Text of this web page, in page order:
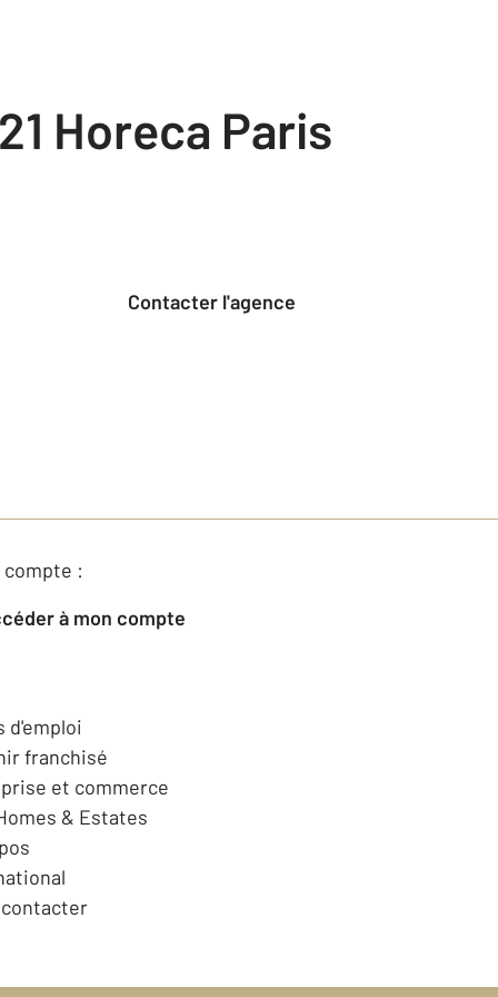
21 Horeca Paris
Contacter l'agence
:
à mon compte
d'emploi
franchisé
et commerce
& Estates